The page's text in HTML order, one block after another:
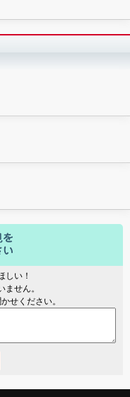
しい！
ません。
せください。